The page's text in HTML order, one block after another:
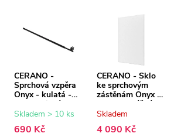
CERANO -
Sprchová vzpěra
Onyx - kulatá -
teleskopická -
černá matná - 77-
Skladem > 10 ks
690 Kč
CERANO - Sklo
ke sprchovým
zástěnám Onyx -
8 mm - mléčné
sklo - 120x200
Skladem
4 090 Kč